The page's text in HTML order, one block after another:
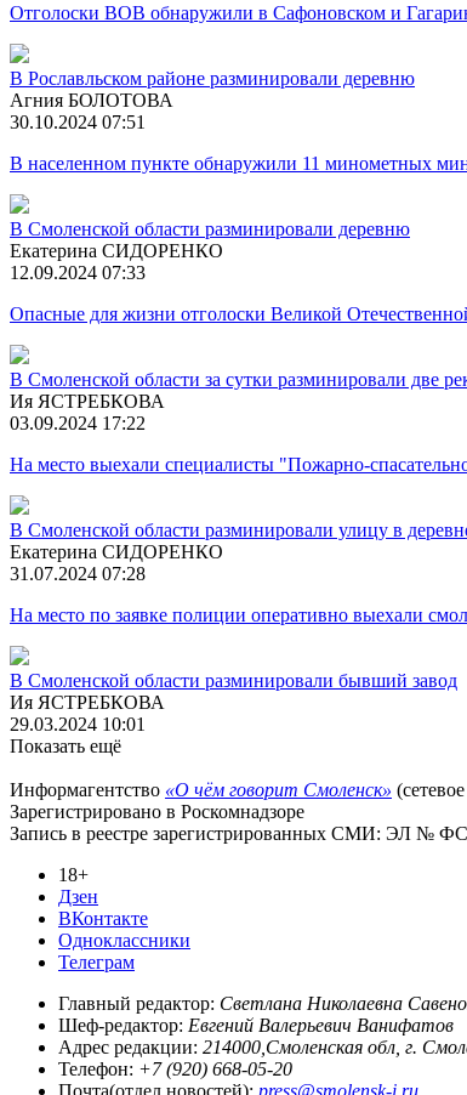
Отголоски ВОВ обнаружили в Сафоновском и
В Рославльском районе разминировали деревню
Агния БОЛОТОВА
30.10.2024 07:51
В населенном пункте обнаружили 11 минометных
В Смоленской области разминировали деревню
Екатерина СИДОРЕНКО
12.09.2024 07:33
Опасные для жизни отголоски Великой
В Смоленской области за сутки разминировали две
Ия ЯСТРЕБКОВА
03.09.2024 17:22
На место выехали специалисты "Пожарно-
В Смоленской области разминировали улицу в
Екатерина СИДОРЕНКО
31.07.2024 07:28
На место по заявке полиции оперативно выехали
В Смоленской области разминировали бывший завод
Ия ЯСТРЕБКОВА
29.03.2024 10:01
Показать ещё
Информагентство «О чём говорит Смоленск»
Зарегистрировано в Роскомнадзоре
Запись в реестре зарегистрированных СМИ: ЭЛ № ФС
18+
Дзен
ВКонтакте
Одноклассники
Телеграм
Главный редактор: Светлана Николаевна
Шеф-редактор: Евгений Валерьевич Ванифатов
Адрес редакции: 214000,Смоленская обл, г.
Телефон: +7 (920) 668-05-20
Почта(отдел новостей): press@smolensk-i.ru